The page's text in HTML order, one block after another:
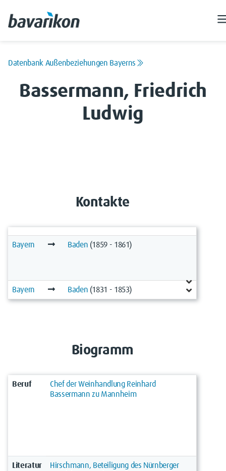
Datenbank Außenbeziehungen Bayerns
Bassermann, Friedrich
Ludwig
Kontakte
Bayern Baden (1859 - 1861)
Bayern Baden (1831 - 1853)
Biogramm
Beruf
Chef der Weinhandlung Reinhard
Bassermann zu Mannheim
Literatur
Hirschmann, Beteiligung des Nürnberger